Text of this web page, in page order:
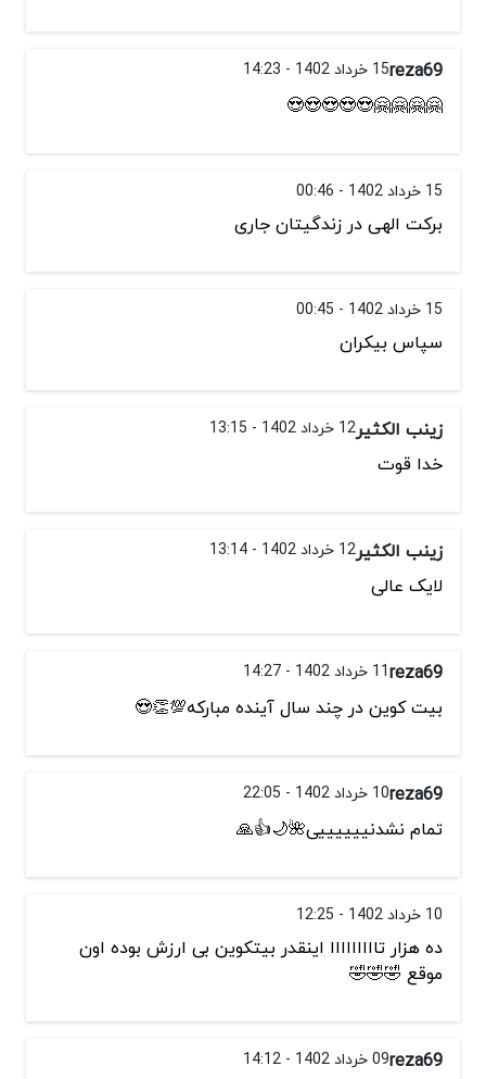
reza6915 خرداد 1402 - 14:23
🤗🤗🤗🤗😍😍😍😍😍
15 خرداد 1402 - 00:46
برکت الهی در زندگیتان جاری
15 خرداد 1402 - 00:45
سپاس بیکران
زینب الکثیر12 خرداد 1402 - 13:15
خدا قوت
زینب الکثیر12 خرداد 1402 - 13:14
لایک عالی
reza6911 خرداد 1402 - 14:27
بیت کوین در چند سال آینده مبارکه💯👏😍
reza6910 خرداد 1402 - 22:05
تمام نشدنییییییی🌺🌙👍🙏
10 خرداد 1402 - 12:25
ده هزار تااااااااا اینقدر بیتکوین بی ارزش بوده اون
موقع 🤣🤣🤣
reza6909 خرداد 1402 - 14:12